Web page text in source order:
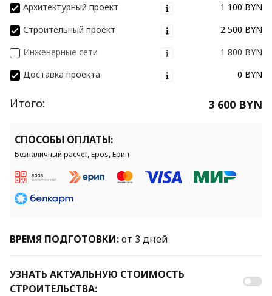
Архитектурный проект
1 100 BYN
Строительный проект
2 500 BYN
Инженерные сети
1 800 BYN
Доставка проекта
0 BYN
Итого: 3 600 BYN
СПОСОБЫ ОПЛАТЫ:
Безналичный расчет, Epos, Ерип
ВРЕМЯ ПОДГОТОВКИ:от 3 дней
УЗНАТЬ АКТУАЛЬНУЮ СТОИМОСТЬ
СТРОИТЕЛЬСТВА: